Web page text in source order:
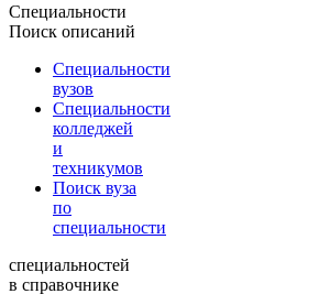
Специальности
Поиск описаний
Специальности
вузов
Специальности
колледжей
и
техникумов
Поиск вуза
по
специальности
специальностей
в справочнике